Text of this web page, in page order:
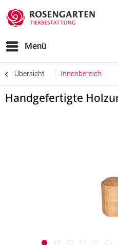
Menü
Übersicht Innenbereich
Handgefertigte